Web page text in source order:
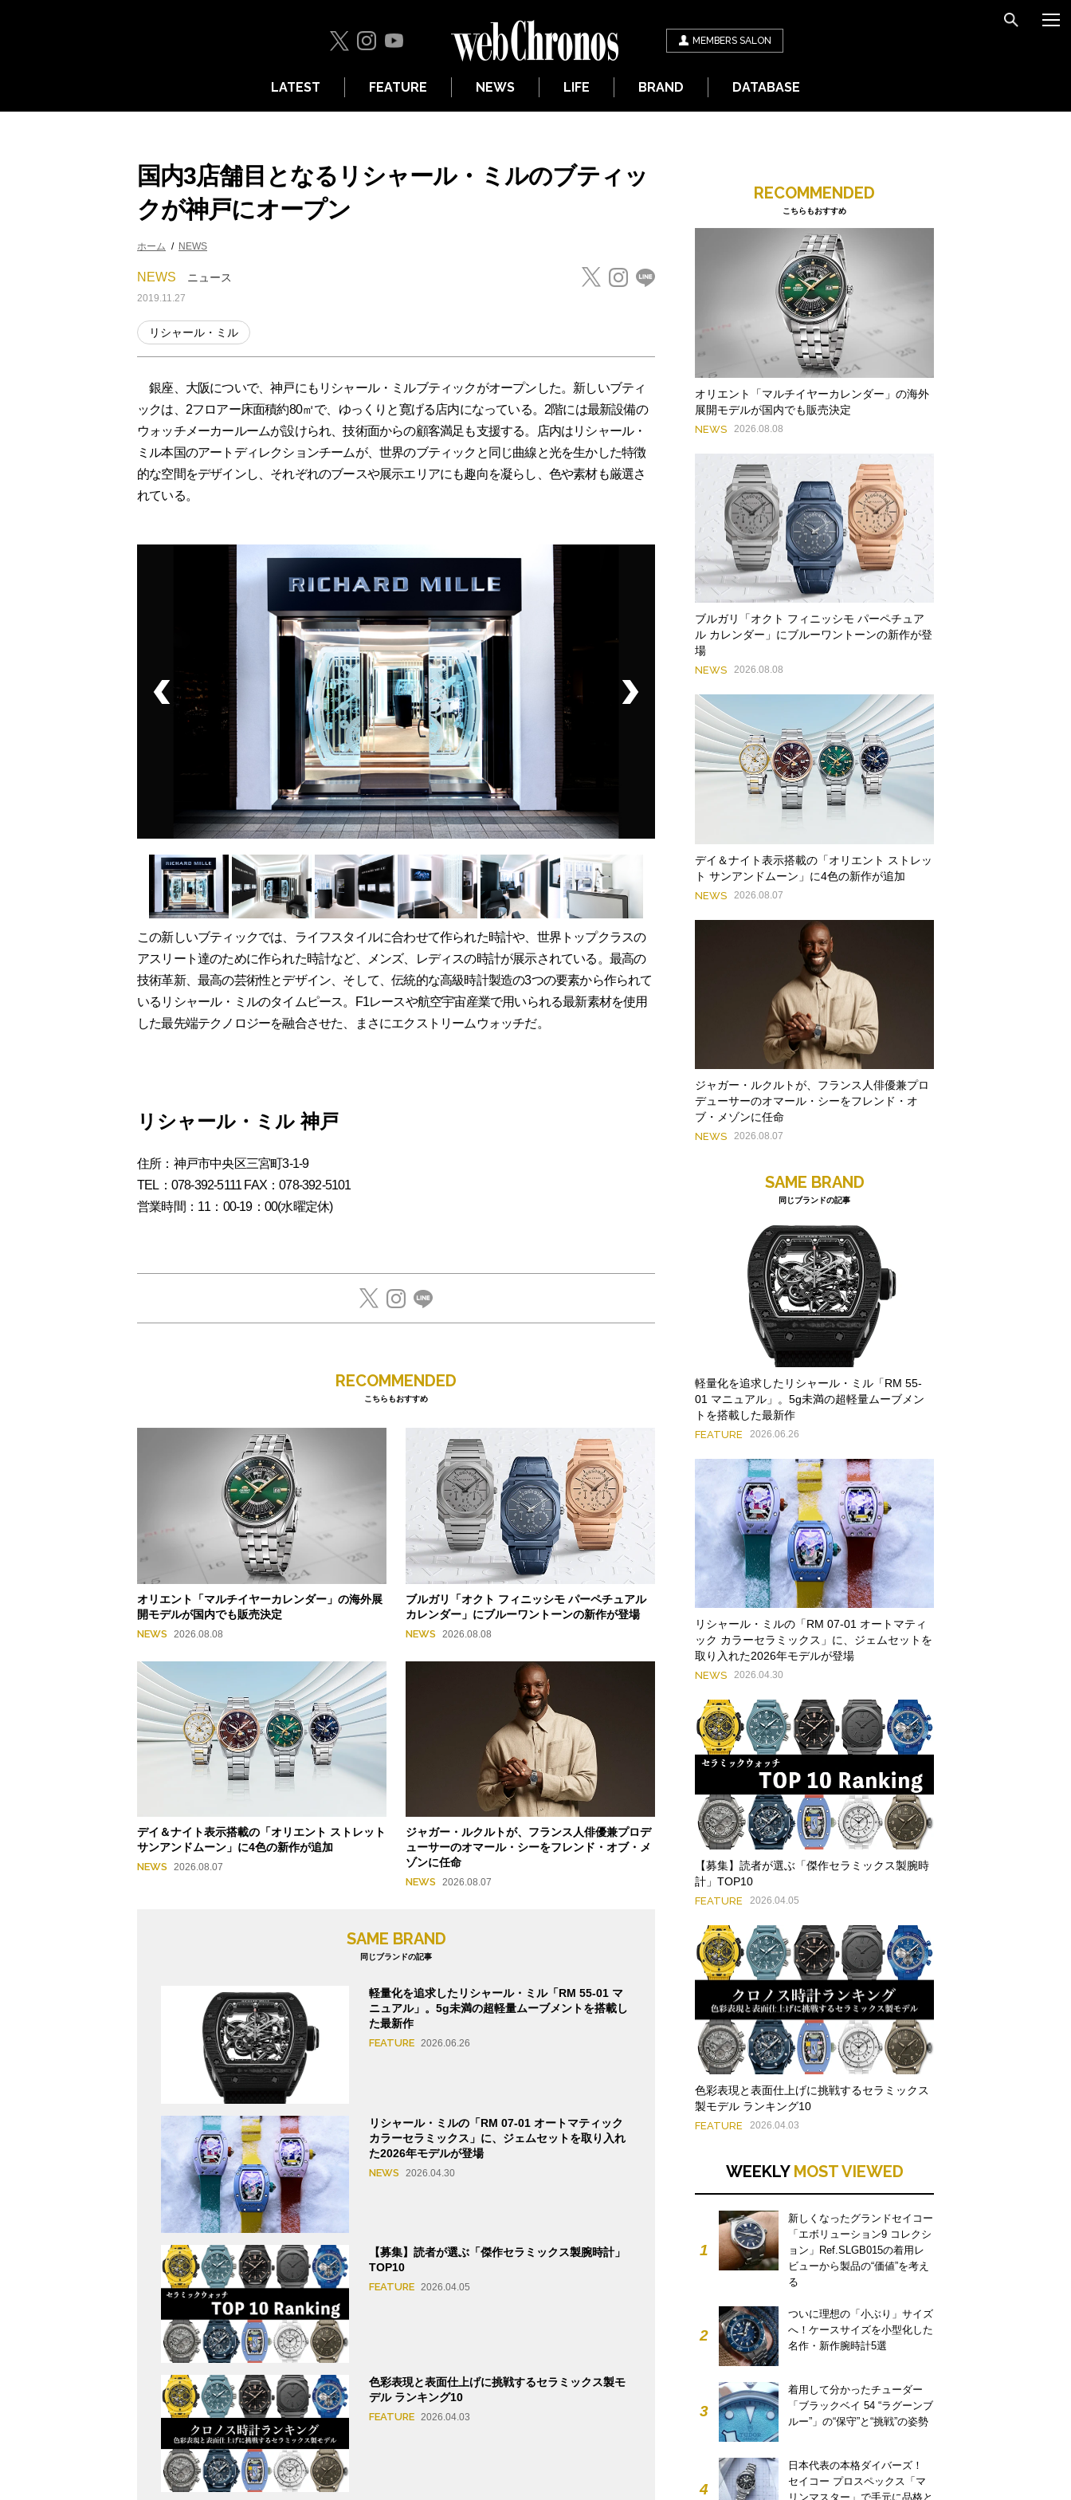
MEMBERS SALON
LATEST FEATURE NEWS LIFE BRAND DATABASE
国内3店舗目となるリシャール・ミルのブティッ
クが神戸にオープン
ホーム NEWS
NEWS ニュース
2019.11.27
リシャール・ミル
銀座、大阪についで、神戸にもリシャール・ミルブティックがオープンした。新しいブティ
ックは、2フロアー床面積約80㎡で、ゆっくりと寛げる店内になっている。2階には最新設備の
ウォッチメーカールームが設けられ、技術面からの顧客満足も支援する。店内はリシャール・
ミル本国のアートディレクションチームが、世界のブティックと同じ曲線と光を生かした特徴
的な空間をデザインし、それぞれのブースや展示エリアにも趣向を凝らし、色や素材も厳選さ
れている。
この新しいブティックでは、ライフスタイルに合わせて作られた時計や、世界トップクラスの
アスリート達のために作られた時計など、メンズ、レディスの時計が展示されている。最高の
技術革新、最高の芸術性とデザイン、そして、伝統的な高級時計製造の3つの要素から作られて
いるリシャール・ミルのタイムピース。F1レースや航空宇宙産業で用いられる最新素材を使用
した最先端テクノロジーを融合させた、まさにエクストリームウォッチだ。
リシャール・ミル 神戸
住所：神戸市中央区三宮町3-1-9
TEL：078-392-5111 FAX：078-392-5101
営業時間：11：00-19：00(水曜定休)
RECOMMENDED
こちらもおすすめ
オリエント「マルチイヤーカレンダー」の海外展
開モデルが国内でも販売決定
NEWS 2026.08.08
ブルガリ「オクト フィニッシモ パーペチュアル
カレンダー」にブルーワントーンの新作が登場
NEWS 2026.08.08
デイ＆ナイト表示搭載の「オリエント ストレット
サンアンドムーン」に4色の新作が追加
NEWS 2026.08.07
ジャガー・ルクルトが、フランス人俳優兼プロデ
ューサーのオマール・シーをフレンド・オブ・メ
ゾンに任命
NEWS 2026.08.07
SAME BRAND
同じブランドの記事
軽量化を追求したリシャール・ミル「RM 55-01 マ
ニュアル」。5g未満の超軽量ムーブメントを搭載し
た最新作
FEATURE 2026.06.26
リシャール・ミルの「RM 07-01 オートマティック
カラーセラミックス」に、ジェムセットを取り入れ
た2026年モデルが登場
NEWS 2026.04.30
【募集】読者が選ぶ「傑作セラミックス製腕時計」
TOP10
FEATURE 2026.04.05
色彩表現と表面仕上げに挑戦するセラミックス製モ
デル ランキング10
FEATURE 2026.04.03
RECOMMENDED
こちらもおすすめ
オリエント「マルチイヤーカレンダー」の海外
展開モデルが国内でも販売決定
NEWS 2026.08.08
ブルガリ「オクト フィニッシモ パーペチュア
ル カレンダー」にブルーワントーンの新作が登
場
NEWS 2026.08.08
デイ＆ナイト表示搭載の「オリエント ストレッ
ト サンアンドムーン」に4色の新作が追加
NEWS 2026.08.07
ジャガー・ルクルトが、フランス人俳優兼プロ
デューサーのオマール・シーをフレンド・オ
ブ・メゾンに任命
NEWS 2026.08.07
SAME BRAND
同じブランドの記事
軽量化を追求したリシャール・ミル「RM 55-
01 マニュアル」。5g未満の超軽量ムーブメン
トを搭載した最新作
FEATURE 2026.06.26
リシャール・ミルの「RM 07-01 オートマティ
ック カラーセラミックス」に、ジェムセットを
取り入れた2026年モデルが登場
NEWS 2026.04.30
【募集】読者が選ぶ「傑作セラミックス製腕時
計」TOP10
FEATURE 2026.04.05
色彩表現と表面仕上げに挑戦するセラミックス
製モデル ランキング10
FEATURE 2026.04.03
WEEKLY MOST VIEWED
1
新しくなったグランドセイコー
「エボリューション9 コレクシ
ョン」Ref.SLGB015の着用レ
ビューから製品の“価値”を考え
る
2
ついに理想の「小ぶり」サイズ
へ！ケースサイズを小型化した
名作・新作腕時計5選
3
着用して分かったチューダー
「ブラックベイ 54 “ラグーンブ
ルー”」の“保守”と“挑戦”の姿勢
4
日本代表の本格ダイバーズ！
セイコー プロスペックス「マ
リンマスター」で手元に品格と